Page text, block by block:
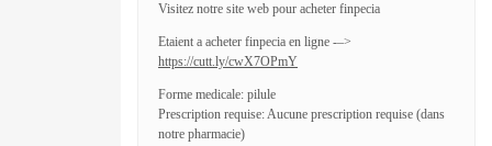
Visitez notre site web pour acheter finpecia
Etaient a acheter finpecia en ligne -–>
https://cutt.ly/cwX7OPmY
Forme medicale: pilule
Prescription requise: Aucune prescription requise (dans
notre pharmacie)